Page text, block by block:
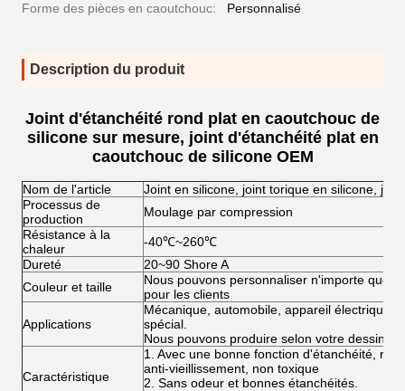
Forme des pièces en caoutchouc: Personnalisé
Description du produit
Joint d'étanchéité rond plat en caoutchouc de
silicone sur mesure, joint d'étanchéité plat en
caoutchouc de silicone OEM
Nom de l'article
Joint en silicone, joint torique en silicone,
Processus de
production
Moulage par compression
Résistance à la
chaleur
-40℃~260℃
Dureté
20~90 Shore A
Couleur et taille
Nous pouvons personnaliser n'importe
pour les clients
Applications
Mécanique, automobile, appareil électrique,
spécial.
Nous pouvons produire selon votre dessin
Caractéristique
1. Avec une bonne fonction d'étanchéité,
anti-vieillissement, non toxique
2. Sans odeur et bonnes étanchéités.